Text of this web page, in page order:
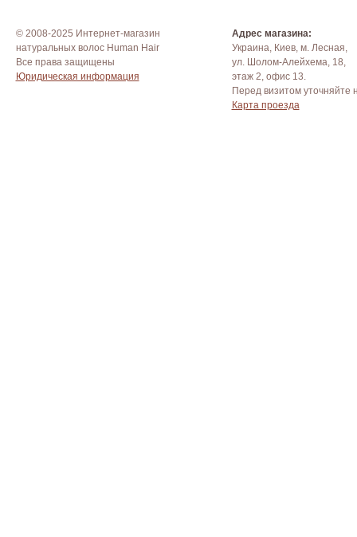
© 2008-2025 Интернет-магазин
натуральных волос Human Hair
Все права защищены
Юридическая информация
Адрес магазина:
Украина, Киев, м. Лесная,
ул. Шолом-Алейхема, 18,
этаж 2, офис 13.
Перед визитом уточняйте
Карта проезда